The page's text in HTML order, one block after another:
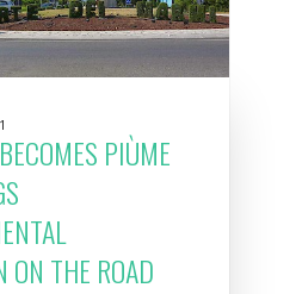
PIÙME
ON THE ROAD